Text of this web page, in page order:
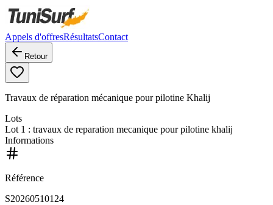
Appels d'offresRésultatsContact
Retour
Travaux de réparation mécanique pour pilotine Khalij
Lots
Lot 1 : travaux de reparation mecanique pour pilotine khalij
Informations
Référence
S20260510124